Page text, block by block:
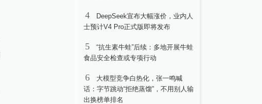
4
DeepSeek宣布大幅涨价，业内人
士预计V4 Pro正式版即将发布
5
“抗生素牛蛙”后续：多地开展牛蛙
食品安全检查或专项行动
6
大模型竞争白热化，张一鸣喊
话：字节跳动“拒绝蒸馏”，不用别人输
出换榜单排名